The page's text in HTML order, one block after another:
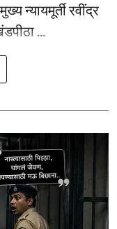
न्यायमूर्ती रवींद्र
...